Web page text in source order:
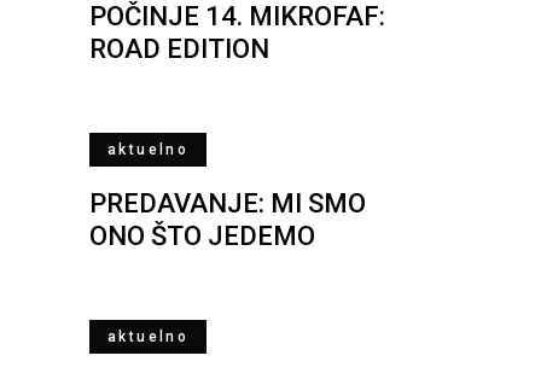
POČINJE 14. MIKROFAF:
ROAD EDITION
aktuelno
PREDAVANJE: MI SMO
ONO ŠTO JEDEMO
aktuelno